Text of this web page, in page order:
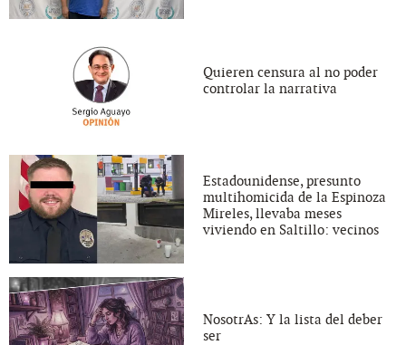
Quieren censura al no poder
controlar la narrativa
Estadounidense, presunto
multihomicida de la Espinoza
Mireles, llevaba meses
viviendo en Saltillo: vecinos
NosotrAs: Y la lista del deber
ser